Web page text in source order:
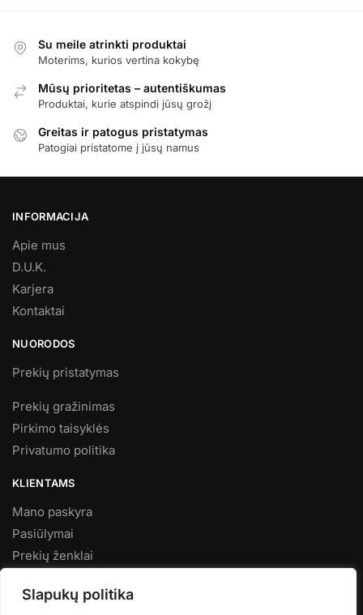
Slapukų politika
Su meile atrinkti produktai
Moterims, kurios vertina kokybę
Mūsų prioritetas – autentiškumas
Produktai, kurie atspindi jūsų grožį
Greitas ir patogus pristatymas
Patogiai pristatome į jūsų namus
INFORMACIJA
Apie mus
D.U.K.
Karjera
Kontaktai
NUORODOS
Prekių pristatymas
Prekių gražinimas
Pirkimo taisyklės
Privatumo politika
KLIENTAMS
Mano paskyra
Pasiūlymai
Prekių ženklai